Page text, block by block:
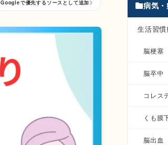
Googleで優先するソースとして追加 病気
生活習慣
脳梗塞
脳卒中
コレス
くも膜
脳出血